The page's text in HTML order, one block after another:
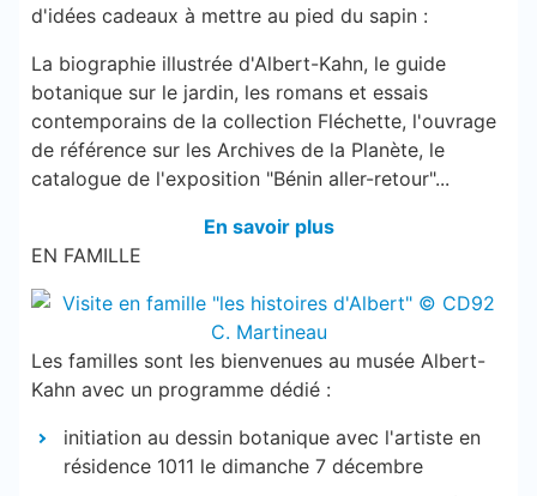
d'idées cadeaux à mettre au pied du sapin :
La biographie illustrée d'Albert-Kahn, le guide
botanique sur le jardin, les romans et essais
contemporains de la collection Fléchette, l'ouvrage
de référence sur les Archives de la Planète, le
catalogue de l'exposition "Bénin aller-retour"...
En savoir plus
EN FAMILLE
Les familles sont les bienvenues au musée Albert-
Kahn avec un programme dédié :
initiation au dessin botanique avec l'artiste en
résidence 1011 le dimanche 7 décembre